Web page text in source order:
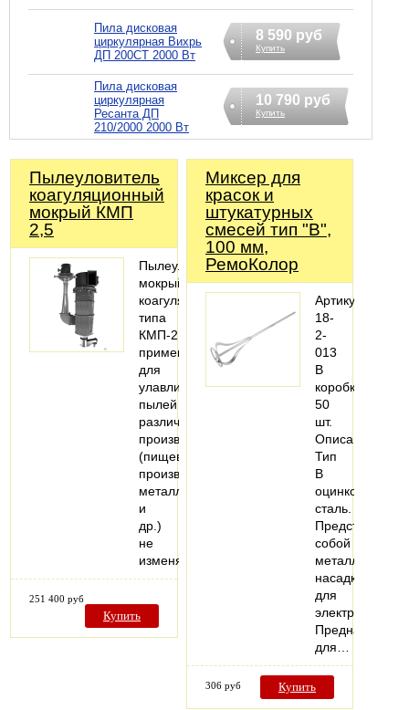
Пила дисковая
циркулярная Вихрь
ДП 200СТ 2000 Вт
8 590 руб
Купить
Пила дисковая
циркулярная
Ресанта ДП
210/2000 2000 Вт
10 790 руб
Купить
Пылеуловитель
коагуляционный
мокрый КМП
2,5
Пылеуловитель
мокрый
коагуляционный
типа
КМП-2,5
применяется
для
улавливания
пылей
различных
производств
(пищевое
производство,
металлургия
и
др.)
не
изменяющих…
251 400 руб
Купить
Миксер для
красок и
штукатурных
смесей тип "В",
100 мм,
РемоКолор
Артикул:
18-
2-
013
В
коробке:
50
шт.
Описание:
Тип
В
оцинкованная
сталь.
Представляет
собой
металлическую
насадку
для
Предназначен
для…
306 руб Купить